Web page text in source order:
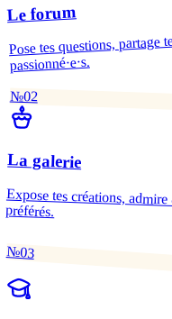
Le forum
Pose tes questions, partage
passionné·e·s.
№02
La galerie
Expose tes créations,
préférés.
№03